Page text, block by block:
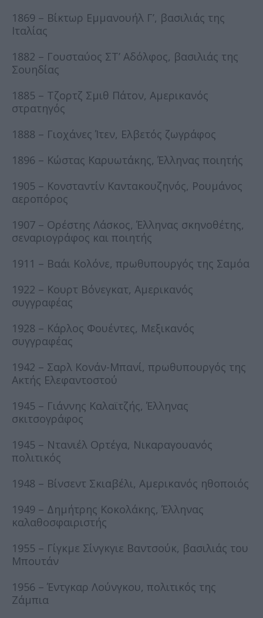
1869 – Βίκτωρ Εμμανουήλ Γ’, βασιλιάς της
Ιταλίας
1882 – Γουσταύος ΣΤ’ Αδόλφος, βασιλιάς της
Σουηδίας
1885 – Τζορτζ Σμιθ Πάτον, Αμερικανός
στρατηγός
1888 – Γιοχάνες Ίτεν, Ελβετός ζωγράφος
1896 – Κώστας Καρυωτάκης, Έλληνας ποιητής
1905 – Κονσταντίν Καντακουζηνός, Ρουμάνος
αεροπόρος
1907 – Ορέστης Λάσκος, Έλληνας σκηνοθέτης,
σεναριογράφος και ποιητής
1911 – Βαάι Κολόνε, πρωθυπουργός της Σαμόα
1922 – Κουρτ Βόνεγκατ, Αμερικανός
συγγραφέας
1928 – Κάρλος Φουέντες, Μεξικανός
συγγραφέας
1942 – Σαρλ Κονάν-Μπανί, πρωθυπουργός της
Ακτής Ελεφαντοστού
1945 – Γιάννης Καλαϊτζής, Έλληνας
σκιτσογράφος
1945 – Ντανιέλ Ορτέγα, Νικαραγουανός
πολιτικός
1948 – Βίνσεντ Σκιαβέλι, Αμερικανός ηθοποιός
1949 – Δημήτρης Κοκολάκης, Έλληνας
καλαθοσφαιριστής
1955 – Γίγκμε Σίνγκγιε Βαντσούκ, βασιλιάς του
Μπουτάν
1956 – Έντγκαρ Λούνγκου, πολιτικός της
Ζάμπια